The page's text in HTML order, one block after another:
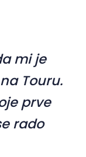
mi je
Touru.
prve
rado